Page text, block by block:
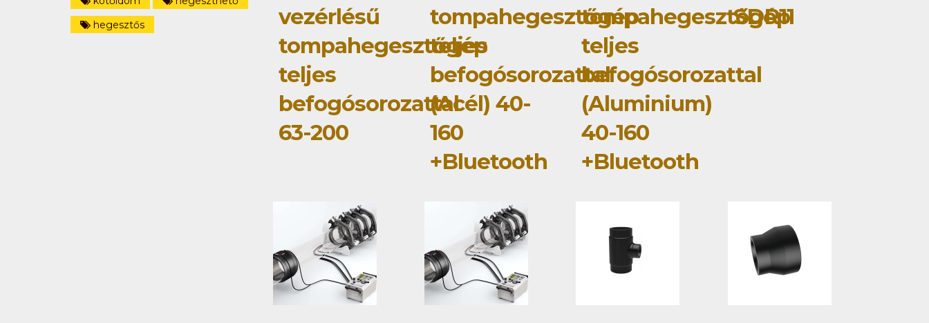
hegesztős
vezérlésű
tompahegesztőgép
teljes
befogósorozattal
63-200
tompahegesztőgép
teljes
befogósorozattal
(Acél) 40-
160
+Bluetooth
tompahegesztőgép
teljes
befogósorozattal
(Aluminium)
40-160
+Bluetooth
SDR11